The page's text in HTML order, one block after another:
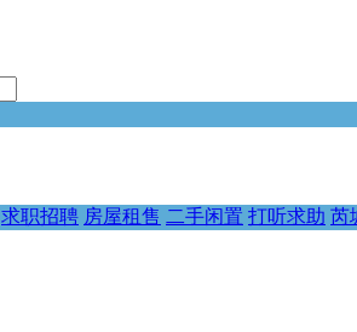
求职招聘 房屋租售 二手闲置 打听求助 芮